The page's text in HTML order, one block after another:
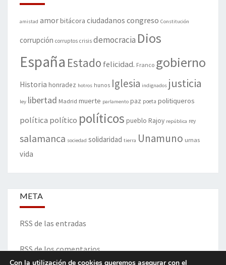
amistad amorbitácora ciudadanos congreso Constitución
corrupción corruptos crisis democracia Dios
España Estado felicidad. Franco gobierno
Historia honradez hotros hunos Iglesia indignados justicia
ley libertad Madrid muerte parlamento paz poeta politiqueros
política político políticos pueblo Rajoy república rey
salamanca sociedad solidaridad tierra Unamuno urnas
vida
META
RSS de las entradas
RSS de los comentarios
Con la utilización de cookies queremos asegurar con el